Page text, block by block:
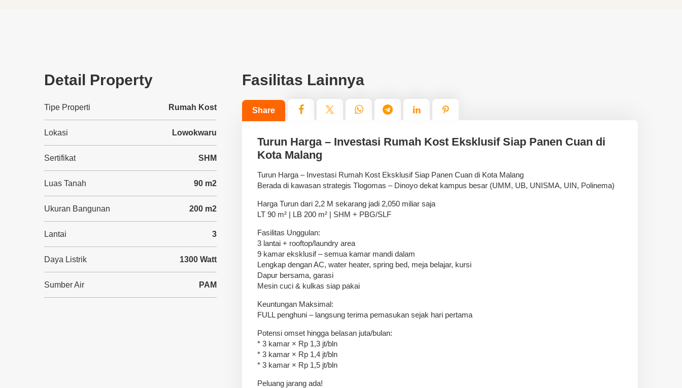
Detail Property
Tipe Properti Rumah Kost
Lokasi Lowokwaru
Sertifikat SHM
Luas Tanah 90 m2
Ukuran Bangunan 200 m2
Lantai 3
Daya Listrik 1300 Watt
Sumber Air PAM
Fasilitas Lainnya
Share
Turun Harga – Investasi Rumah Kost Eksklusif Siap Panen Cuan di
Kota Malang
Turun Harga – Investasi Rumah Kost Eksklusif Siap Panen Cuan di Kota Malang
Berada di kawasan strategis Tlogomas – Dinoyo dekat kampus besar (UMM, UB, UNISMA, UIN, Polinema)
Harga Turun dari 2,2 M sekarang jadi 2,050 miliar saja
LT 90 m² | LB 200 m² | SHM + PBG/SLF
Fasilitas Unggulan:
3 lantai + rooftop/laundry area
9 kamar eksklusif – semua kamar mandi dalam
Lengkap dengan AC, water heater, spring bed, meja belajar, kursi
Dapur bersama, garasi
Mesin cuci & kulkas siap pakai
Keuntungan Maksimal:
FULL penghuni – langsung terima pemasukan sejak hari pertama
Potensi omset hingga belasan juta/bulan:
* 3 kamar × Rp 1,3 jt/bln
* 3 kamar × Rp 1,4 jt/bln
* 3 kamar × Rp 1,5 jt/bln
Peluang jarang ada!